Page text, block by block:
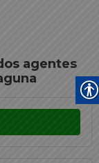
agentes